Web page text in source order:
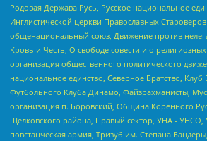
Родовая Держава Русь, Русское национальное
Инглистической церкви Православных
общенациональный союз, Движение против
Кровь и Честь, О свободе совести и о
организация общественного политического
национальное единство, Северное Братство,
Футбольного Клуба Динамо, Файзрахманисты,
организация п. Боровский, Община Коренного
Щелковского района, Правый сектор, УНА - УНСО,
повстанческая армия, Тризуб им. Степана